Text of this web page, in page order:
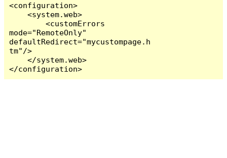
<configuration>
    <system.web>
        <customErrors
mode="RemoteOnly"
defaultRedirect="mycustompage.h
tm"/>
    </system.web>
</configuration>